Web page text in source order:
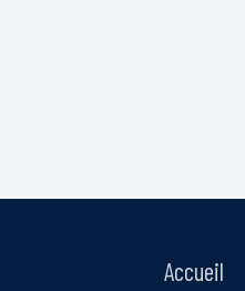
Accueil